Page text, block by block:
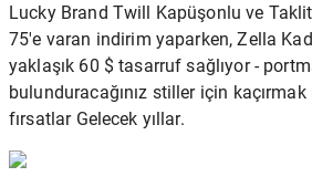
Lucky Brand Twill Kapüşonlu ve
75'e varan indirim yaparken, Zella
yaklaşık 60 $ tasarruf sağlıyor -
bulunduracağınız stiller için
fırsatlar Gelecek yıllar.